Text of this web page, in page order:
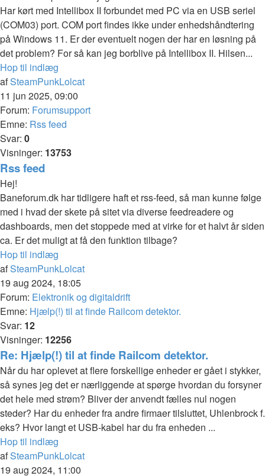
Har kørt med Intellibox II forbundet med PC via en USB seriel
(COM03) port. COM port findes ikke under enhedshåndtering
på Windows 11. Er der eventuelt nogen der har en løsning på
det problem? For så kan jeg borblive på Intellibox II. Hilsen...
Hop til indlæg
afSteamPunkLolcat
11 jun 2025, 09:00
Forum: Forumsupport
Emne: Rss feed
Svar: 0
Visninger: 13753
Rss feed
Hej!
Baneforum.dk har tidligere haft et rss-feed, så man kunne følge
med i hvad der skete på sitet via diverse feedreadere og
dashboards, men det stoppede med at virke for et halvt år siden
ca. Er det muligt at få den funktion tilbage?
Hop til indlæg
afSteamPunkLolcat
19 aug 2024, 18:05
Forum: Elektronik og digitaldrift
Emne: Hjælp(!) til at finde Railcom detektor.
Svar: 12
Visninger: 12256
Re: Hjælp(!) til at finde Railcom detektor.
Når du har oplevet at flere forskellige enheder er gået i stykker,
så synes jeg det er nærliggende at spørge hvordan du forsyner
det hele med strøm? Bliver der anvendt fælles nul nogen
steder? Har du enheder fra andre firmaer tilsluttet, Uhlenbrock f.
eks? Hvor langt et USB-kabel har du fra enheden ...
Hop til indlæg
afSteamPunkLolcat
19 aug 2024, 11:00